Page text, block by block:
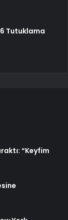
Tutuklama
“Keyfim